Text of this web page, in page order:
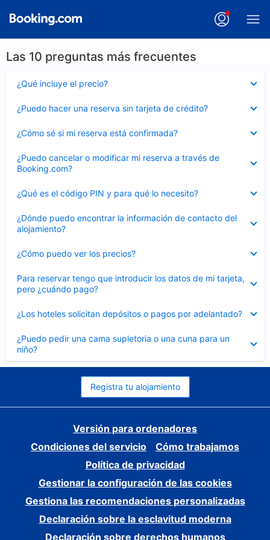
Las 10 preguntas más frecuentes
¿Qué incluye el precio?
cerrado
¿Puedo hacer una reserva sin tarjeta de crédito?
cerrado
¿Cómo sé si mi reserva está confirmada?
cerrado
¿Puedo cancelar o modificar mi reserva a través de
Booking.com?
cerrado
¿Qué es el código PIN y para qué lo necesito?
cerrado
¿Dónde puedo encontrar la información de contacto del
alojamiento?
cerrado
¿Cómo puedo ver los precios?
cerrado
Para reservar tengo que introducir los datos de mi tarjeta,
pero ¿cuándo pago?
cerrado
¿Los hoteles solicitan depósitos o pagos por adelantado?
cerrado
¿Puedo pedir una cama supletoria o una cuna para un
niño?
cerrado
Registra tu alojamiento
Versión para ordenadores
Condiciones del servicio
Cómo trabajamos
Política de privacidad
Gestionar la configuración de las cookies
Gestiona las recomendaciones personalizadas
Declaración sobre la esclavitud moderna
Declaración sobre derechos humanos